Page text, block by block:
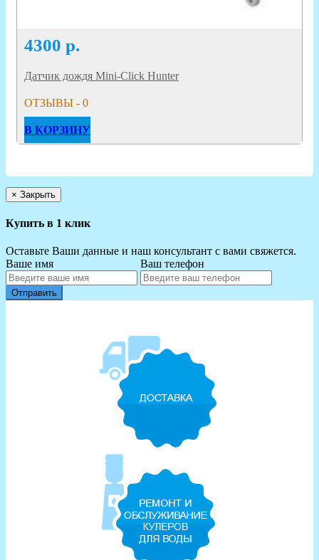
4300 р.
Датчик дождя Mini-Click Hunter
ОТЗЫВЫ - 0
В КОРЗИНУ
× Закрыть
Купить в 1 клик
Оставьте Ваши данные и наш консультант с вами свяжется.
Ваше имя
Ваш телефон
Отправить